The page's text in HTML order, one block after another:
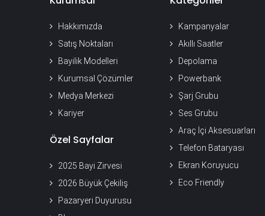
Hakkımızda
Satış Noktaları
Bayilik Modelleri
Kurumsal Çözümler
Medya Merkezi
Kariyer
Özel Sayfalar
2025 Bayi Zirvesi
2026 Büyük Çekiliş
Pazaryeri Duyurusu
Kampanyalar
Akıllı Saatler
Depolama
Powerbank
Şarj Grubu
Ses Grubu
Araç İçi Aksesuarları
Telefon Bataryası
Ekran Koruyucu
Eco Friendly